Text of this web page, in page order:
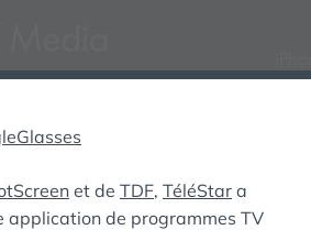
et de TDF, TéléStar a
application de programmes TV